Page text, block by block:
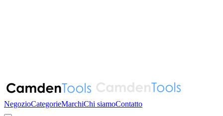
NegozioCategorieMarchiChi siamoContatto